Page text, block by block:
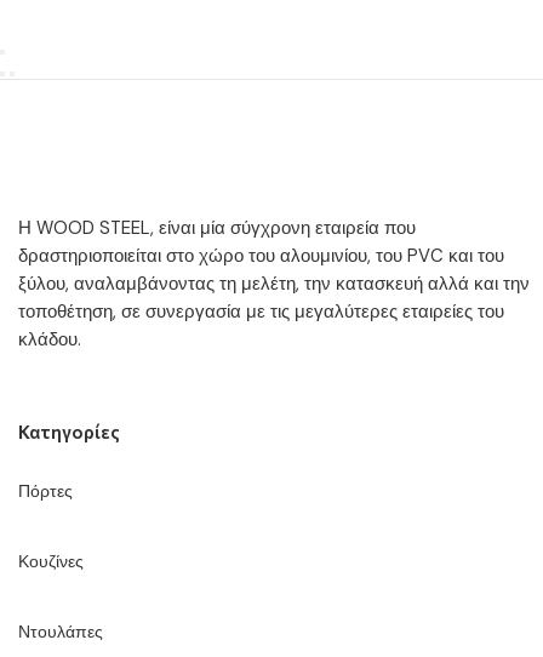
Η WOOD STEEL, είναι μία σύγχρονη εταιρεία που
δραστηριοποιείται στο χώρο του αλουμινίου, του PVC και του
ξύλου, αναλαμβάνοντας τη μελέτη, την κατασκευή αλλά και την
τοποθέτηση, σε συνεργασία με τις μεγαλύτερες εταιρείες του
κλάδου.
Κατηγορίες
Πόρτες
Κουζίνες
Ντουλάπες